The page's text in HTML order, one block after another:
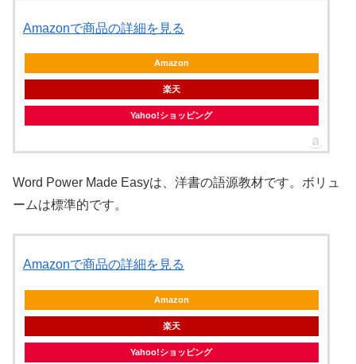
Amazonで商品の詳細を見る
Amazon
楽天
Yahoo!ショッピング
Word Power Made Easyは、洋書の語源教材です。ボリュ
ームは標準的です。
Amazonで商品の詳細を見る
Amazon
楽天
Yahoo!ショッピング